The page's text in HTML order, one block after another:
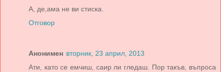
А, де,ама не ви стиска.
Отговор
Анонимен вторник, 23 април, 2013
Ати, като се емчиш, саир ли гледаш. Пор такъв, въпроса